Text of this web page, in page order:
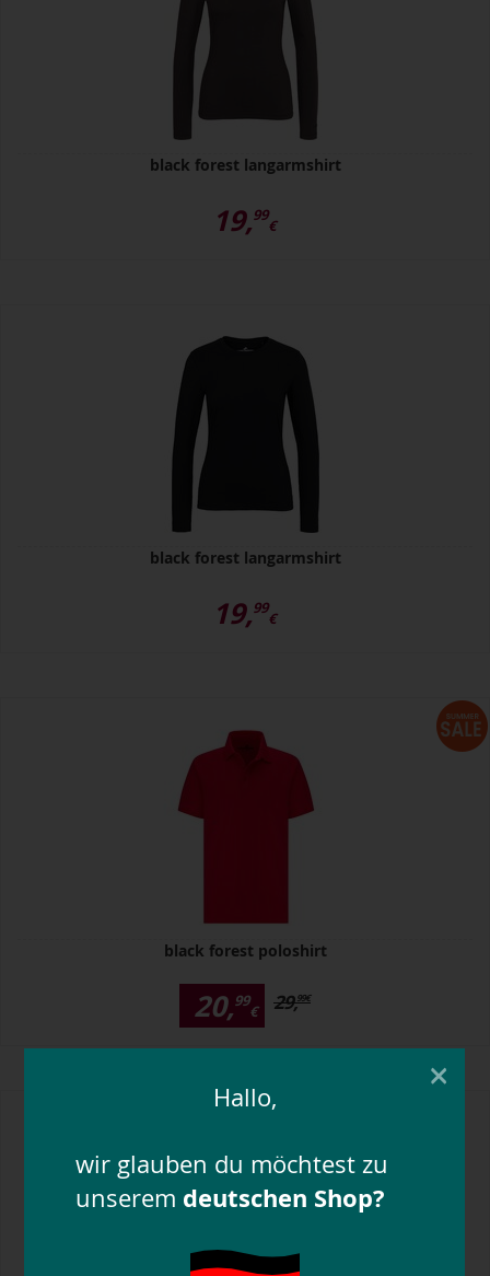
black forest langarmshirt
19,99
€
black forest langarmshirt
19,99
€
black forest poloshirt
20,99
€ 29,99€
×
Hallo,
wir glauben du möchtest zu
unserem deutschen Shop?